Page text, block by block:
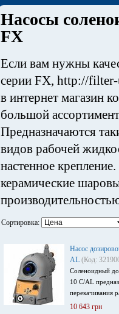
ТРУБЫ, ФИТИНГИ, КРАНЫ
Насосы
FX
Если вам нужны
серии FX, http://
в интернет магазин
большой
Предназначаются
видов рабочей
настенное
керамические
Сортировка:
Насос
AL (Код:
Соленоидный
10 C/AL
перекачивания
10 643 грн